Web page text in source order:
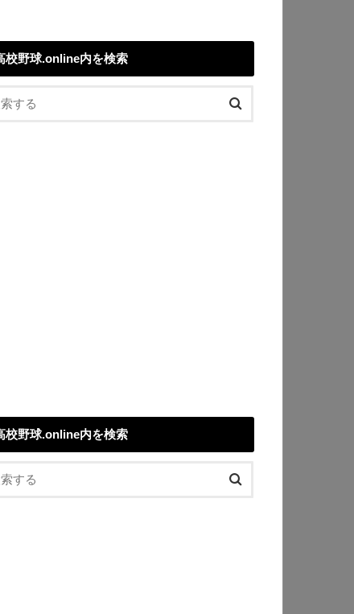
校野球.online内を検索
校野球.online内を検索